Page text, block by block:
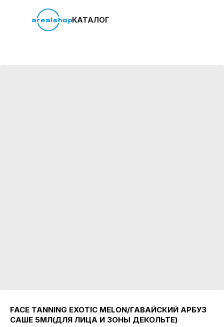
КАТАЛОГ
FACE TANNING EXOTIC MELON/ГАВАЙСКИЙ АРБУЗ
САШЕ 5МЛ(ДЛЯ ЛИЦА И ЗОНЫ ДЕКОЛЬТЕ)